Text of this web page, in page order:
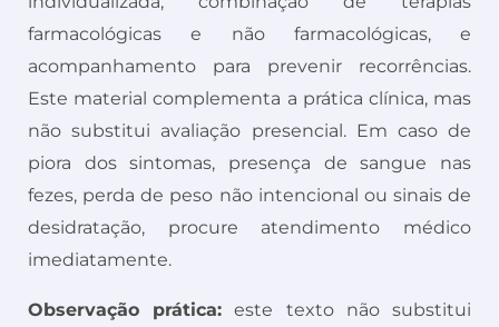
farmacológicas e não farmacológicas, e
acompanhamento para prevenir recorrências.
Este material complementa a prática clínica, mas
não substitui avaliação presencial. Em caso de
piora dos sintomas, presença de sangue nas
fezes, perda de peso não intencional ou sinais de
desidratação, procure atendimento médico
imediatamente.
Observação prática: este texto não substitui